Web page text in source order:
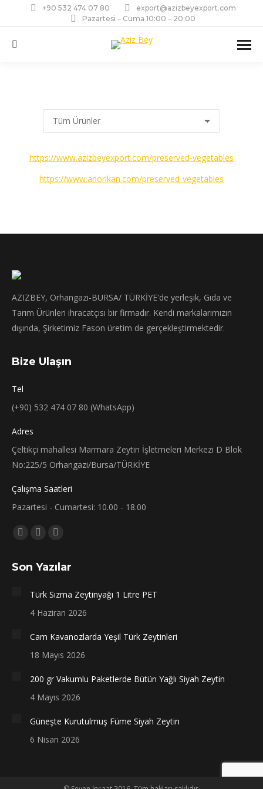
+90 532 474 07 80
export@azizbeyexport.com
Pazartesi – Cuma 10:00 – 20:00
Ara:
https://www.azizbeyexport.com/preserved-vegetables
https://www.anorikan.com/preserved-vegetables
AZIZBEY, Orhangazi-BURSA/ TÜRKİYE'de yerleşik, Gıda ve
Tarım Ürünleri ihracatçısı bir firmadır. Kendi markalarımızın
dışında, Şirketimiz Fason üretim de gerçekleştirmektedir.
Bize Ulaşın
Tel
(+90) 532 474 07 80 (WhatsApp)
Adres
Çeltikçi mahallesi Marmara Zeytin İşletmeleri Merkezi D Blok
No:225/5 Orhangazi/Bursa/TÜRKİYE
Çalışma Saatleri
Pazartesi - Cumartesi: 10.00 - 18.00
Bizi bulun:
Facebook
yeni
pencerede
açılır
X
yeni
pencerede
açılır
Instagram
yeni
pencerede
açılır
Son Yazılar
Türk Sızma Zeytinyağı 1 Litre PET
4 Haziran 2026
Cam Kavanozlarda Yeşil Türk Zeytinleri
18 Mayıs 2026
200 gr Vakumlu Paketlerde Bütün Yağlı Siyah Zeytin
4 Mayıs 2026
Güneşte Kurutulmuş Füme Siyah Zeytin
6 Nisan 2026